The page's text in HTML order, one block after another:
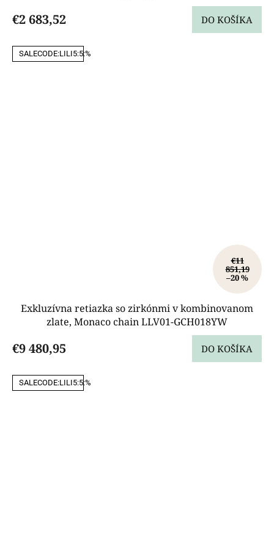
€2 683,52 DO KOŠÍKA
SALECODE:LILI5:5:%
€11
851,19
–20 %
Exkluzívna retiazka so zirkónmi v kombinovanom
zlate, Monaco chain LLV01-GCH018YW
€9 480,95 DO KOŠÍKA
SALECODE:LILI5:5:%